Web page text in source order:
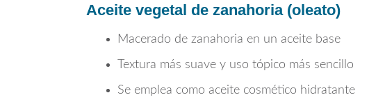
Aceite vegetal de zanahoria (oleato)
Macerado de zanahoria en un aceite base
Textura más suave y uso tópico más sencillo
Se emplea como aceite cosmético hidratante